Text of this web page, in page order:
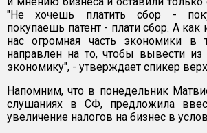
"Не хочешь платить сбор -
покупаешь патент - плати сбор. А как
нас огромная часть экономики в
направлен на то, чтобы вывести из
экономику", - утверждает спикер
Напомним, что в понедельник
слушаниях в СФ, предложила
увеличение налогов на бизнес в